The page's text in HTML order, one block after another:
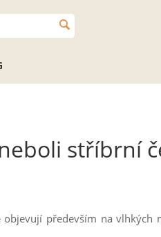
stříbrní
především na vlhkých